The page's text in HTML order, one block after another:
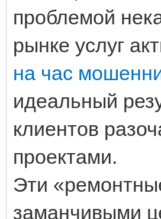
проблемой
рынке услуг
на час
идеальный
клиентов
проектами.
Эти
заманчивыми